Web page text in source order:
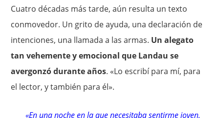
Cuatro décadas más tarde, aún resulta un texto
conmovedor. Un grito de ayuda, una declaración de
intenciones, una llamada a las armas. Un alegato
tan vehemente y emocional que Landau se
avergonzó durante años. «Lo escribí para mí, para
el lector, y también para él».
«En una noche en la que necesitaba sentirme joven,